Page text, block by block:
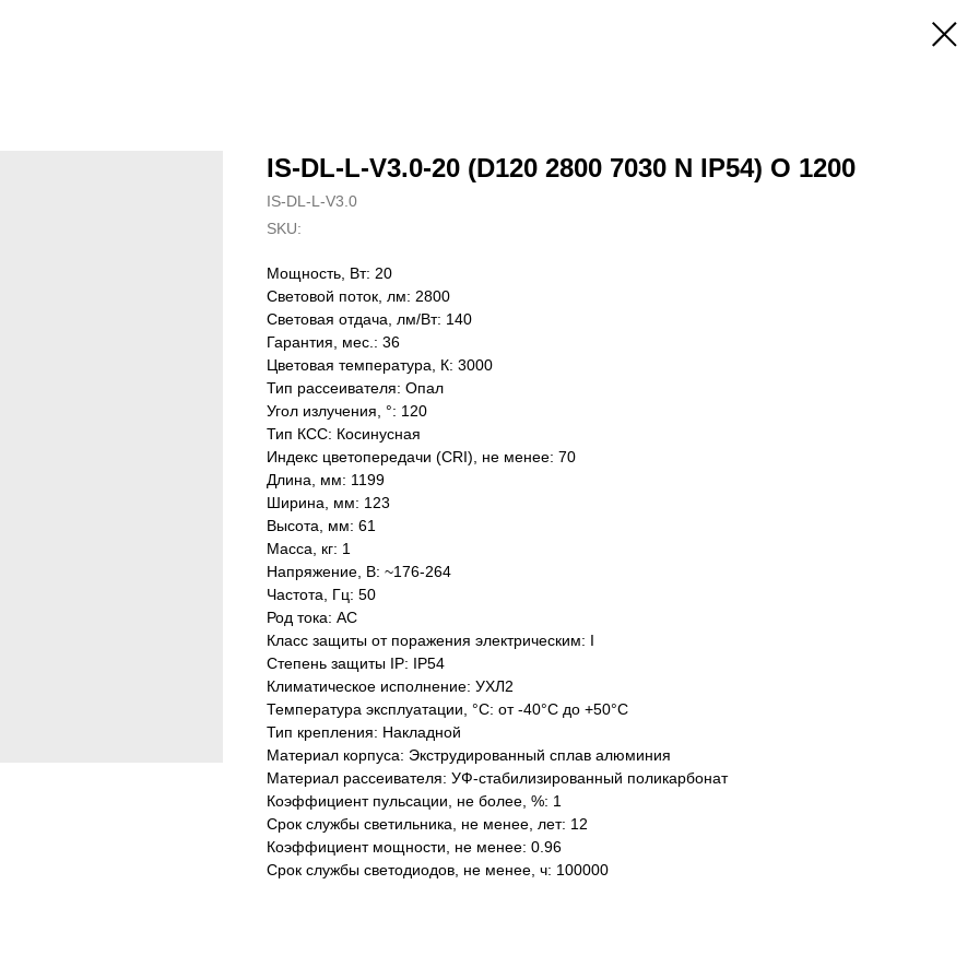
IS-DL-L-V3.0-20 (D120 2800 7030 N IP54) O 1200
IS-DL-L-V3.0
SKU:
Мощность, Вт: 20
Световой поток, лм: 2800
Световая отдача, лм/Вт: 140
Гарантия, мес.: 36
Цветовая температура, К: 3000
Тип рассеивателя: Опал
Угол излучения, °: 120
Тип КСС: Косинусная
Индекс цветопередачи (CRI), не менее: 70
Длина, мм: 1199
Ширина, мм: 123
Высота, мм: 61
Масса, кг: 1
Напряжение, В: ~176-264
Частота, Гц: 50
Род тока: AC
Класс защиты от поражения электрическим: I
Степень защиты IP: IP54
Климатическое исполнение: УХЛ2
Температура эксплуатации, °С: от -40°C до +50°C
Тип крепления: Накладной
Материал корпуса: Экструдированный сплав алюминия
Материал рассеивателя: УФ-стабилизированный поликарбонат
Коэффициент пульсации, не более, %: 1
Срок службы светильника, не менее, лет: 12
Коэффициент мощности, не менее: 0.96
Срок службы светодиодов, не менее, ч: 100000